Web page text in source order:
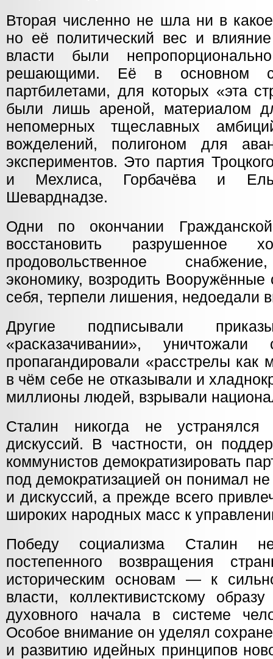
Вторая численно не шла ни в
но её политический вес и
власти были
решающими. Её в основном
партбилетами, для которых «эта
были лишь ареной, материалом
непомерных тщеславных
вожделений, полигоном для
экспериментов. Это партия
и Мехлиса, Горбачёва и
Шеварднадзе.
Одни по окончании
восстановить разрушенное
продовольственное
экономику, возродить
себя, терпели лишения, недоедали
Другие подписывали
«расказачивании», уничтожали
пропагандировали «расстрелы как
в чём себе не отказывали и
миллионы людей, взрывали
Сталин никогда не устранялся
дискуссий. В частности, он
коммунистов демократизировать
под демократизацией он понимал
и дискуссий, а прежде всего
широких народных масс к
Победу социализма Сталин
постепенного возвращения
историческим основам — к
власти, коллективистскому
духовного начала в системе
Особое внимание он уделял
и развитию идейных принципов